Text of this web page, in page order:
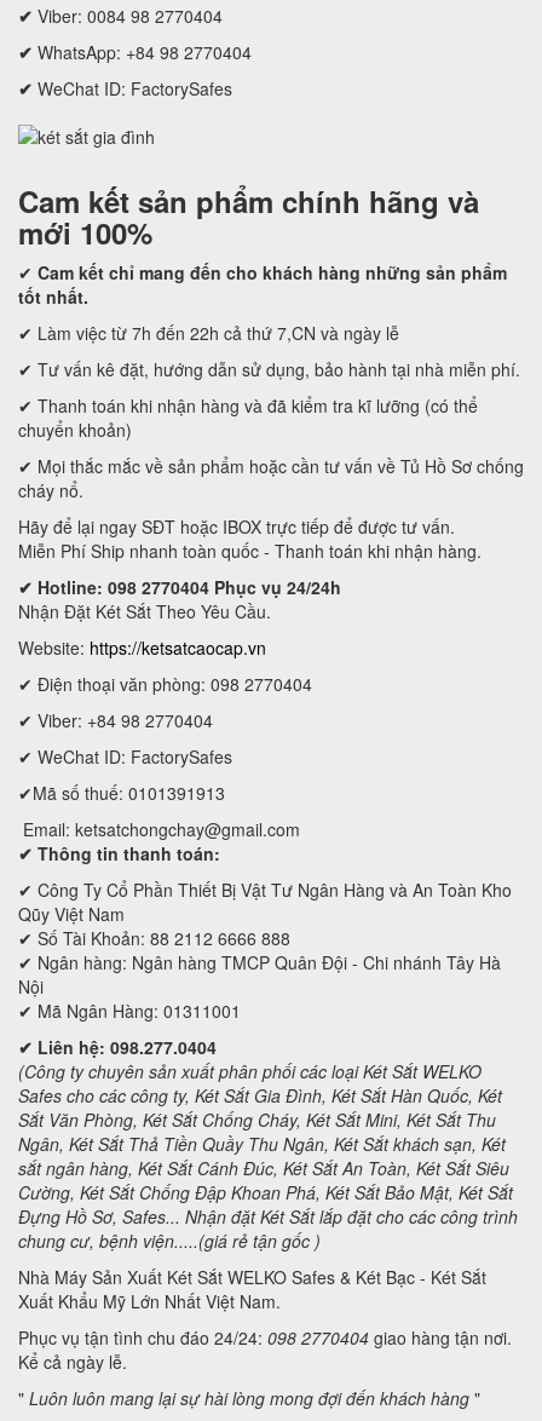
✔ Viber: 0084 98 2770404
✔ WhatsApp: +84 98 2770404
✔ WeChat ID: FactorySafes
Cam kết sản phẩm chính hãng và
mới 100%
✔ Cam kết chỉ mang đến cho khách hàng những sản phẩm
tốt nhất.
✔ Làm việc từ 7h đến 22h cả thứ 7,CN và ngày lễ
✔ Tư vấn kê đặt, hướng dẫn sử dụng, bảo hành tại nhà miễn phí.
✔ Thanh toán khi nhận hàng và đã kiểm tra kĩ lưỡng (có thể
chuyển khoản)
✔ Mọi thắc mắc về sản phẩm hoặc cần tư vấn về Tủ Hồ Sơ chống
cháy nổ.
Hãy để lại ngay SĐT hoặc IBOX trực tiếp để được tư vấn.
Miễn Phí Ship nhanh toàn quốc - Thanh toán khi nhận hàng.
✔ Hotline: 098 2770404 Phục vụ 24/24h
Nhận Đặt Két Sắt Theo Yêu Cầu.
Website: https://ketsatcaocap.vn
✔ Điện thoại văn phòng: 098 2770404
✔ Viber: +84 98 2770404
✔ WeChat ID: FactorySafes
✔Mã số thuế: 0101391913
Email: ketsatchongchay@gmail.com
✔ Thông tin thanh toán:
✔ Công Ty Cổ Phần Thiết Bị Vật Tư Ngân Hàng và An Toàn Kho
Qũy Việt Nam
✔ Số Tài Khoản: 88 2112 6666 888
✔ Ngân hàng: Ngân hàng TMCP Quân Đội - Chi nhánh Tây Hà
Nội
✔ Mã Ngân Hàng: 01311001
✔ Liên hệ: 098.277.0404
(Công ty chuyên sản xuất phân phối các loại Két Sắt WELKO
Safes cho các công ty, Két Sắt Gia Đình, Két Sắt Hàn Quốc, Két
Sắt Văn Phòng, Két Sắt Chống Cháy, Két Sắt Mini, Két Sắt Thu
Ngân, Két Sắt Thả Tiền Quầy Thu Ngân, Két Sắt khách sạn, Két
sắt ngân hàng, Két Sắt Cánh Đúc, Két Sắt An Toàn, Két Sắt Siêu
Cường, Két Sắt Chống Đập Khoan Phá, Két Sắt Bảo Mật, Két Sắt
Đựng Hồ Sơ, Safes... Nhận đặt Két Sắt lắp đặt cho các công trình
chung cư, bệnh viện.....(giá rẻ tận gốc )
Nhà Máy Sản Xuất Két Sắt WELKO Safes & Két Bạc - Két Sắt
Xuất Khẩu Mỹ Lớn Nhất Việt Nam.
Phục vụ tận tình chu đáo 24/24: 098 2770404 giao hàng tận nơi.
Kể cả ngày lễ.
" Luôn luôn mang lại sự hài lòng mong đợi đến khách hàng "